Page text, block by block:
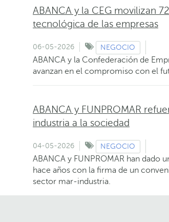
ABANCA y la CEG movilizan
tecnológica de las empresas
06-05-2026 NEGOCIO
ABANCA y la Confederación de
avanzan en el compromiso con el
ABANCA y FUNPROMAR
industria a la sociedad
04-05-2026 NEGOCIO
ABANCA y FUNPROMAR han dado
hace años con la firma de un
sector mar-industria.